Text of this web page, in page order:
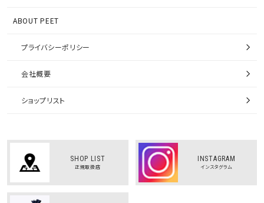
ABOUT PEET
プライバシーポリシー
会社概要
ショップリスト
SHOP LIST
正規取扱店
INSTAGRAM
インスタグラム